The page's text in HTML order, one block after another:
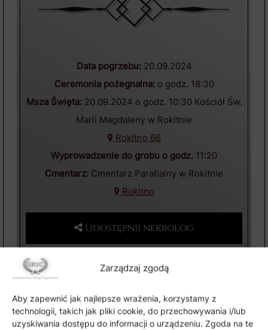
Zarządzaj zgodą
Aby zapewnić jak najlepsze wrażenia, korzystamy z
technologii, takich jak pliki cookie, do przechowywania i/lub
uzyskiwania dostępu do informacji o urządzeniu. Zgoda na te
Data pogrzebu:20.09.2024
Ceremonia pożegnalna:o godz. 18:30
Msza Święta:20.09.2024 o godz. 10:30 Kościół Św.
Marii Magdaleny w Rokitnie
Rokitno 66
Wyprowadzenie do grobu o godz. 11:20
Cmentarz: Cmentarz Parafialny w Rokitnie
Rokitno
Udostępnij nekrolog
✿ Zamów kwiaty